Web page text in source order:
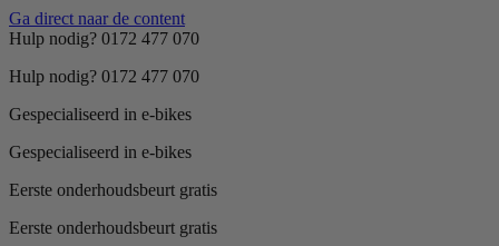
Ga direct naar de content
Hulp nodig? 0172 477 070
Hulp nodig? 0172 477 070
Gespecialiseerd in e-bikes
Gespecialiseerd in e-bikes
Eerste onderhoudsbeurt gratis
Eerste onderhoudsbeurt gratis